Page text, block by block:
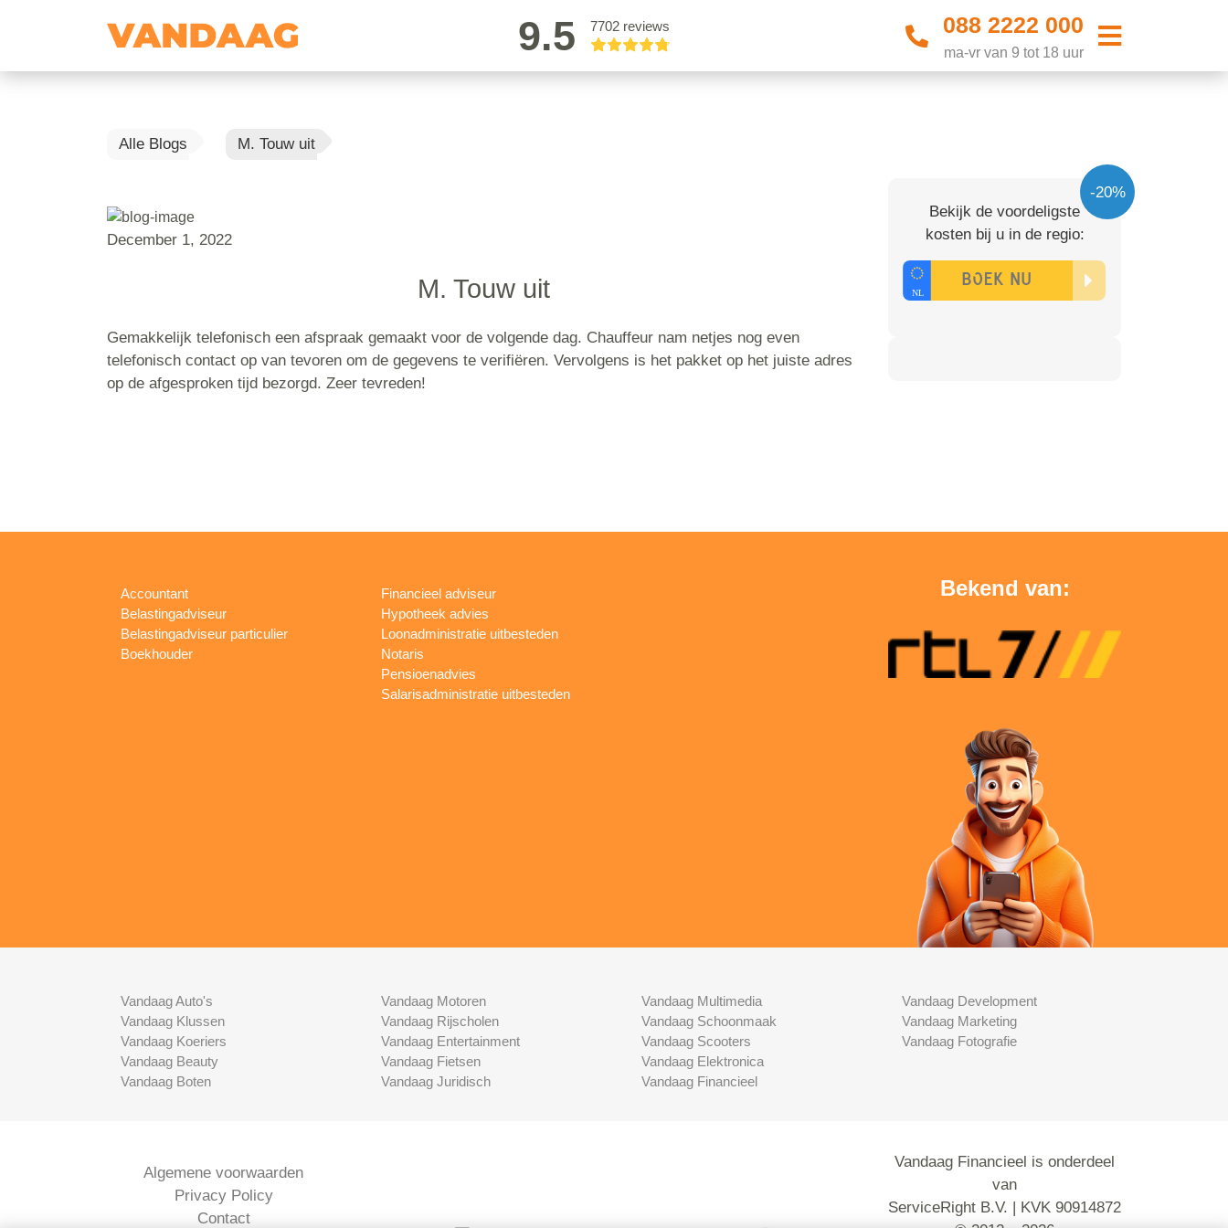
9.5 7702 reviews 088 2222 000
ma-vr van 9 tot 18 uur
Alle Blogs M. Touw uit
December 1, 2022
M. Touw uit
Gemakkelijk telefonisch een afspraak gemaakt voor de volgende dag. Chauffeur nam netjes nog even
telefonisch contact op van tevoren om de gegevens te verifiëren. Vervolgens is het pakket op het juiste adres
op de afgesproken tijd bezorgd. Zeer tevreden!
-20%
Bekijk de voordeligste
kosten bij u in de regio:
Accountant
Belastingadviseur
Belastingadviseur particulier
Boekhouder
Financieel adviseur
Hypotheek advies
Loonadministratie uitbesteden
Notaris
Pensioenadvies
Salarisadministratie uitbesteden
Bekend van:
Vandaag Auto's
Vandaag Klussen
Vandaag Koeriers
Vandaag Beauty
Vandaag Boten
Vandaag Motoren
Vandaag Rijscholen
Vandaag Entertainment
Vandaag Fietsen
Vandaag Juridisch
Vandaag Multimedia
Vandaag Schoonmaak
Vandaag Scooters
Vandaag Elektronica
Vandaag Financieel
Vandaag Development
Vandaag Marketing
Vandaag Fotografie
Algemene voorwaarden
Privacy Policy
Contact
Vandaag Financieel is onderdeel
van
ServiceRight B.V. | KVK 90914872